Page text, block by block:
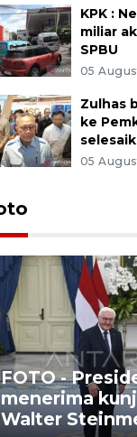
KPK :
miliar
SPBU
05
Zulhas
ke
05
FOTO -
menerima
Walter